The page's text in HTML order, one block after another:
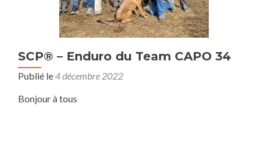
SCP® – Enduro du Team CAPO 34
Publié le4 décembre 2022
Bonjour à tous